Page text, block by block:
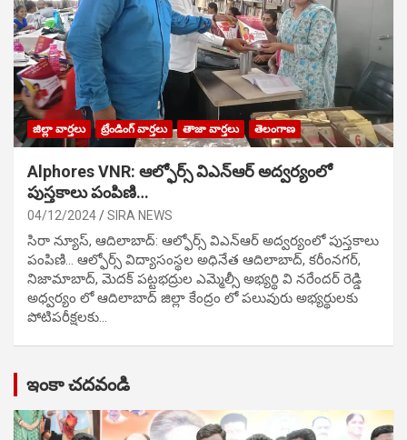
జిల్లా వార్తలు ట్రేండింగ్ వార్తలు తాజా వార్తలు తెలంగాణ
Alphores VNR: ఆల్ఫోర్స్ విఎన్ఆర్ అద్వర్యంలో
పుస్తకాలు పంపిణి…
04/12/2024 SIRA NEWS
సిరా న్యూస్, ఆదిలాబాద్: ఆల్ఫోర్స్ విఎన్ఆర్ అద్వర్యంలో పుస్తకాలు
పంపిణి… ఆల్ఫోర్స్ విద్యాసంస్థల అధినేత ఆదిలాబాద్, కరీంనగర్,
నిజామాబాద్, మెదక్ పట్టభద్రుల ఎమ్మెల్సీ అభ్యర్థి వి నరేందర్ రెడ్డి
అధ్వర్యం లో ఆదిలాబాద్ జిల్లా కేంద్రం లో పలువురు అభ్యర్థులకు
పోటిప‌రీక్ష‌ల‌కు…
ఇంకా చదవండి